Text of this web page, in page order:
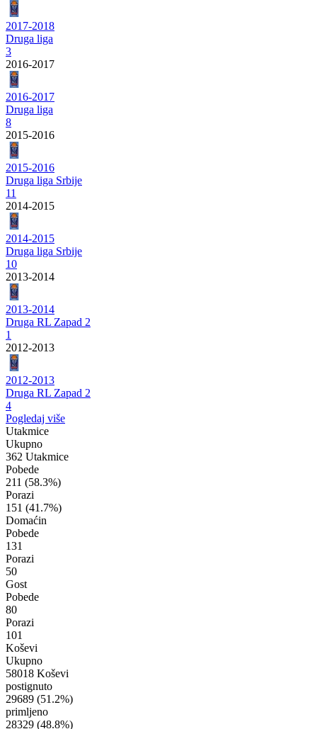
2017-2018
Druga liga
3
2016-2017
2016-2017
Druga liga
8
2015-2016
2015-2016
Druga liga Srbije
11
2014-2015
2014-2015
Druga liga Srbije
10
2013-2014
2013-2014
Druga RL Zapad 2
1
2012-2013
2012-2013
Druga RL Zapad 2
4
Pogledaj više
Utakmice
Ukupno
362 Utakmice
Pobede
211 (58.3%)
Porazi
151 (41.7%)
Domaćin
Pobede
131
Porazi
50
Gost
Pobede
80
Porazi
101
Koševi
Ukupno
58018 Koševi
postignuto
29689 (51.2%)
primljeno
28329 (48.8%)